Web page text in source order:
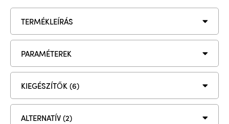
TERMÉKLEÍRÁS
PARAMÉTEREK
KIEGÉSZÍTŐK (6)
ALTERNATÍV (2)